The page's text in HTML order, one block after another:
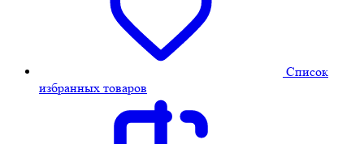
Cписок
избранных товаров